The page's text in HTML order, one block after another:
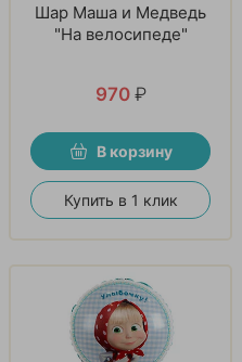
Шар Маша и Медведь
"На велосипеде"
970 ₽
В корзину
Купить в 1 клик